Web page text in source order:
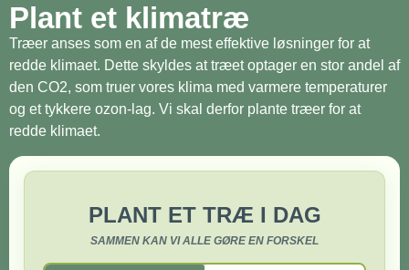
Plant et klimatræ
Træer anses som en af de mest effektive løsninger for at
redde klimaet. Dette skyldes at træet optager en stor andel af
den CO2, som truer vores klima med varmere temperaturer
og et tykkere ozon-lag. Vi skal derfor plante træer for at
redde klimaet.
PLANT ET TRÆ I DAG
SAMMEN KAN VI ALLE GØRE EN FORSKEL